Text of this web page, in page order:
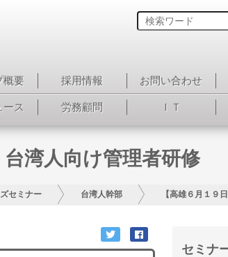
概要 採用情報 お問い合わせ
ース 労務顧問 ＩＴ
台湾人向け管理者研修
セミナー 台湾人幹部 【高雄６月１９
セミナ